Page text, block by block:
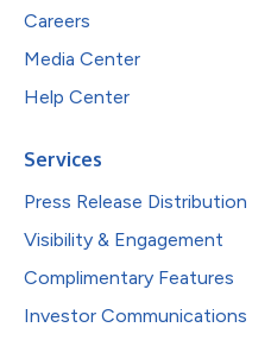
Careers
Media Center
Help Center
Services
Press Release Distribution
Visibility & Engagement
Complimentary Features
Investor Communications